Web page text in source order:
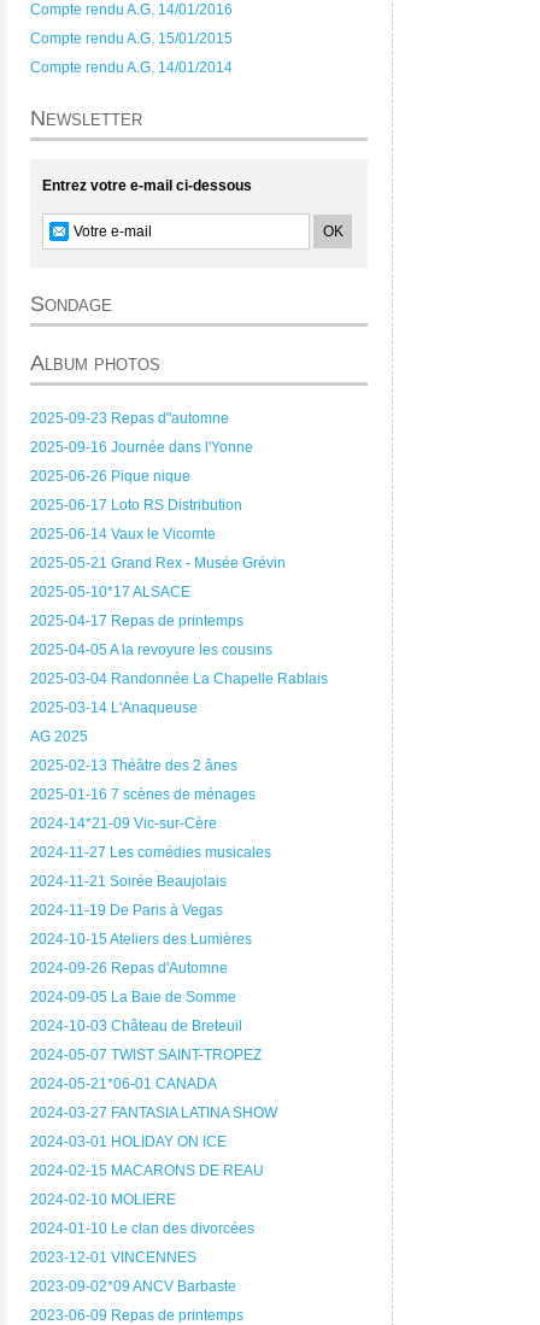
Compte rendu A.G. 14/01/2016
Compte rendu A.G. 15/01/2015
Compte rendu A.G. 14/01/2014
Newsletter
Entrez votre e-mail ci-dessous
Sondage
Album photos
2025-09-23 Repas d"automne
2025-09-16 Journée dans l'Yonne
2025-06-26 Pique nique
2025-06-17 Loto RS Distribution
2025-06-14 Vaux le Vicomte
2025-05-21 Grand Rex - Musée Grévin
2025-05-10*17 ALSACE
2025-04-17 Repas de printemps
2025-04-05 A la revoyure les cousins
2025-03-04 Randonnée La Chapelle Rablais
2025-03-14 L'Anaqueuse
AG 2025
2025-02-13 Théâtre des 2 ânes
2025-01-16 7 scènes de ménages
2024-14*21-09 Vic-sur-Cère
2024-11-27 Les comédies musicales
2024-11-21 Soirée Beaujolais
2024-11-19 De Paris à Vegas
2024-10-15 Ateliers des Lumières
2024-09-26 Repas d'Automne
2024-09-05 La Baie de Somme
2024-10-03 Château de Breteuil
2024-05-07 TWIST SAINT-TROPEZ
2024-05-21*06-01 CANADA
2024-03-27 FANTASIA LATINA SHOW
2024-03-01 HOLIDAY ON ICE
2024-02-15 MACARONS DE REAU
2024-02-10 MOLIERE
2024-01-10 Le clan des divorcées
2023-12-01 VINCENNES
2023-09-02*09 ANCV Barbaste
2023-06-09 Repas de printemps